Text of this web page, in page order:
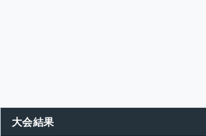
大会結果